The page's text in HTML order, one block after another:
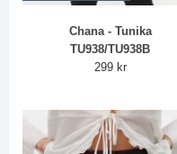
Chana - Tunika
TU938/TU938B
299 kr